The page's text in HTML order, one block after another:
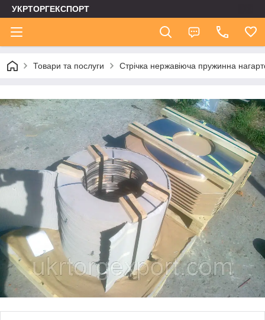
УКРТОРГЕКСПОРТ
Товари та послуги Стрічка нержавіюча пружинна